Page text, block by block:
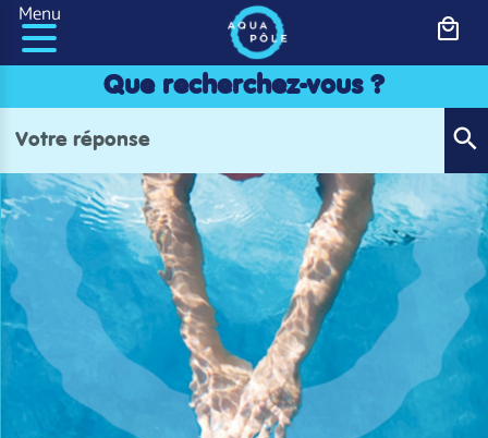
Panneau de gestion des cookies
Menu
Que recherchez-vous ?